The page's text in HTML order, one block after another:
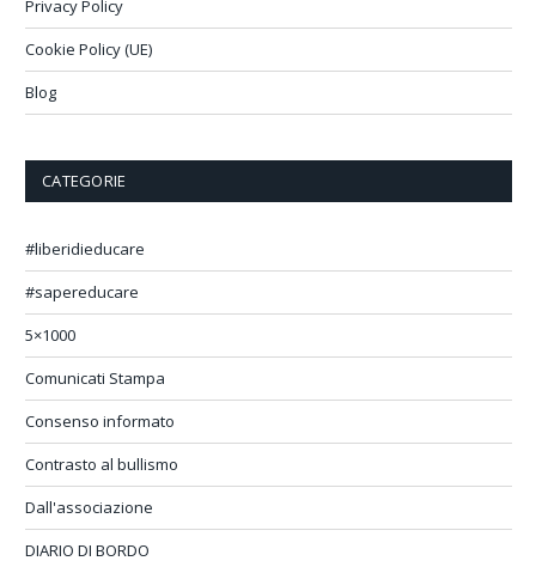
Privacy Policy
Cookie Policy (UE)
Blog
CATEGORIE
#liberidieducare
#sapereducare
5×1000
Comunicati Stampa
Consenso informato
Contrasto al bullismo
Dall'associazione
DIARIO DI BORDO